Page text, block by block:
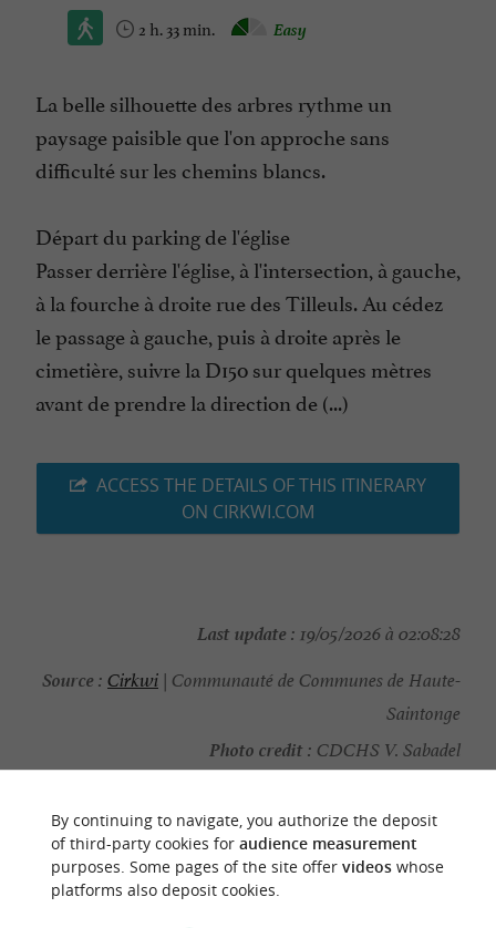
2 h. 33 min. Easy
La belle silhouette des arbres rythme un
paysage paisible que l'on approche sans
difficulté sur les chemins blancs.
Départ du parking de l'église
Passer derrière l'église, à l'intersection, à gauche,
à la fourche à droite rue des Tilleuls. Au cédez
le passage à gauche, puis à droite après le
cimetière, suivre la D150 sur quelques mètres
avant de prendre la direction de (...)
ACCESS THE DETAILS OF THIS ITINERARY
ON CIRKWI.COM
Last update : 19/05/2026 à 02:08:28
Source : Cirkwi | Communauté de Communes de Haute-
Saintonge
Photo credit : CDCHS V. Sabadel
YOU WILL LIKEALSO
By continuing to navigate, you authorize the deposit
of third-party cookies for audience measurement
purposes. Some pages of the site offer videoswhose
platforms also deposit cookies.